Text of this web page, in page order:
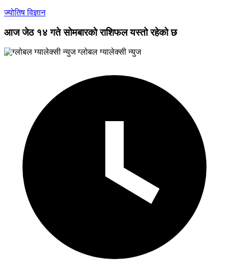
ज्योतिष विज्ञान
आज जेठ १४ गते सोमबारको राशिफल यस्तो रहेको छ
ग्लोबल ग्यालेक्सी न्युज